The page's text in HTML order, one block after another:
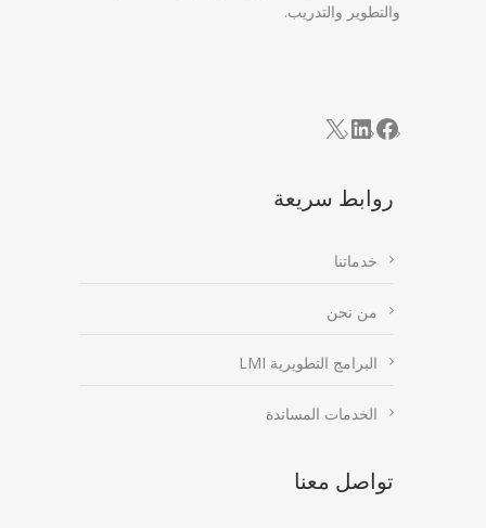
والتطوير والتدريب.
Facebook
LinkedIn
X
روابط سريعة
خدماتنا
من نحن
البرامج التطويرية LMI
الخدمات المساندة
تواصل معنا